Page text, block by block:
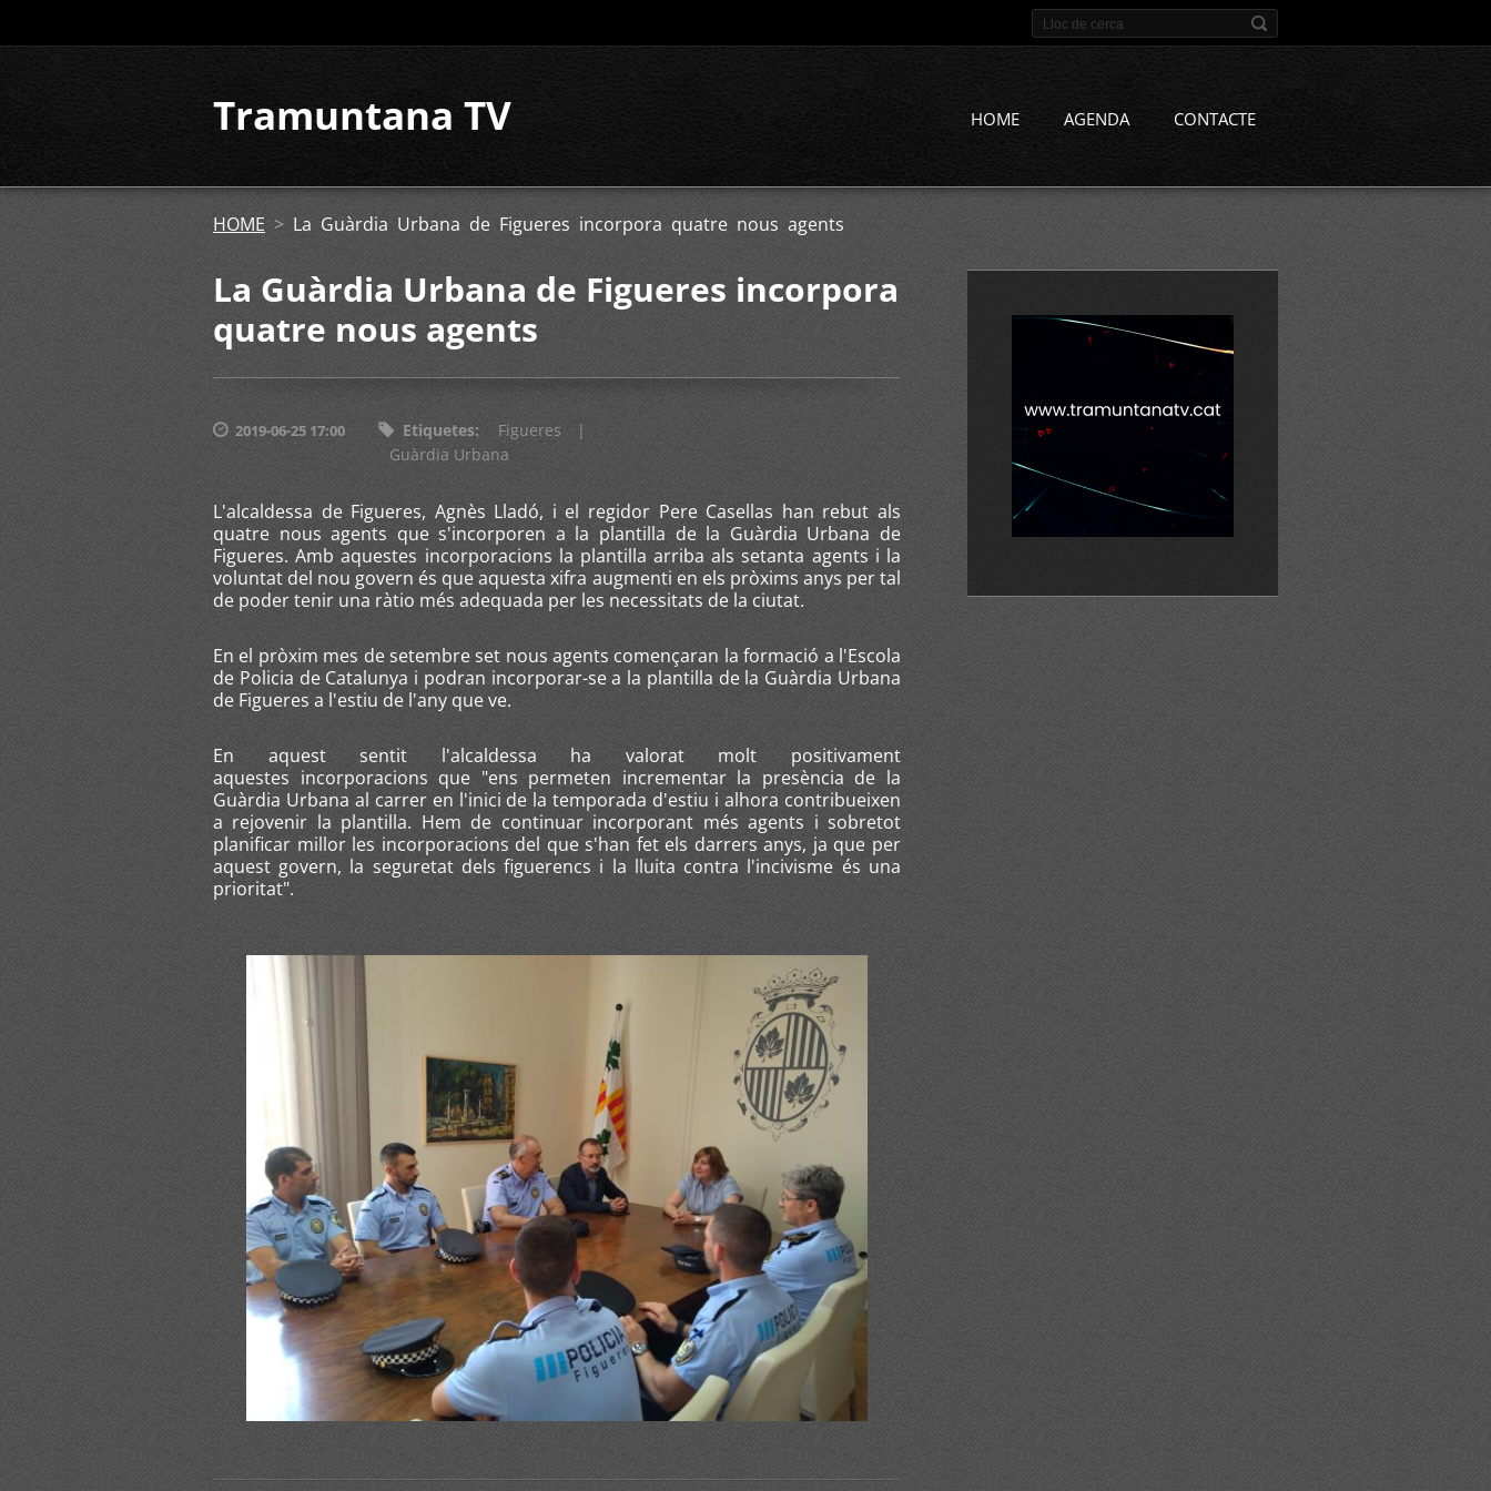
Tramuntana TV HOME AGENDA CONTACTE
HOME > La Guàrdia Urbana de Figueres incorpora quatre nous agents
La Guàrdia Urbana de Figueres incorpora
quatre nous agents
2019-06-25 17:00 Etiquetes: Figueres
|
Guàrdia Urbana
L'alcaldessa de Figueres, Agnès Lladó, i el regidor Pere Casellas han rebut als
quatre nous agents que s'incorporen a la plantilla de la Guàrdia Urbana de
Figueres. Amb aquestes incorporacions la plantilla arriba als setanta agents i la
voluntat del nou govern és que aquesta xifra augmenti en els pròxims anys per tal
de poder tenir una ràtio més adequada per les necessitats de la ciutat.
En el pròxim mes de setembre set nous agents començaran la formació a l'Escola
de Policia de Catalunya i podran incorporar-se a la plantilla de la Guàrdia Urbana
de Figueres a l'estiu de l'any que ve.
En aquest sentit l'alcaldessa ha valorat molt positivament
aquestes incorporacions que "ens permeten incrementar la presència de la
Guàrdia Urbana al carrer en l'inici de la temporada d'estiu i alhora contribueixen
a rejovenir la plantilla. Hem de continuar incorporant més agents i sobretot
planificar millor les incorporacions del que s'han fet els darrers anys, ja que per
aquest govern, la seguretat dels figuerencs i la lluita contra l'incivisme és una
prioritat".